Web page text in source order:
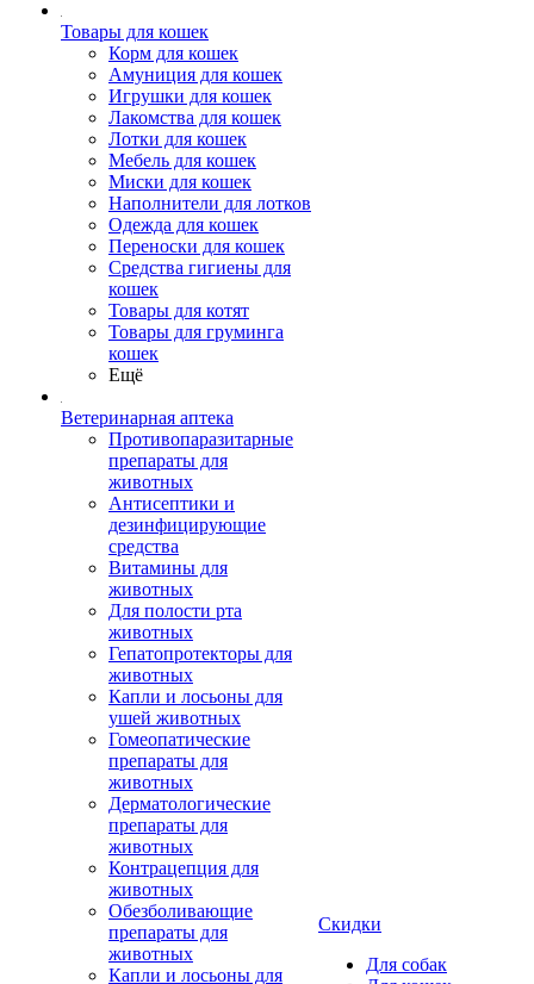
Товары для кошек
Корм для кошек
Амуниция для кошек
Игрушки для кошек
Лакомства для кошек
Лотки для кошек
Мебель для кошек
Миски для кошек
Наполнители для лотков
Одежда для кошек
Переноски для кошек
Средства гигиены для
кошек
Товары для котят
Товары для груминга
кошек
Ещё
Ветеринарная аптека
Противопаразитарные
препараты для
животных
Антисептики и
дезинфицирующие
средства
Витамины для
животных
Для полости рта
животных
Гепатопротекторы для
животных
Капли и лосьоны для
ушей животных
Гомеопатические
препараты для
животных
Дерматологические
препараты для
животных
Контрацепция для
животных
Обезболивающие
препараты для
животных
Капли и лосьоны для
Скидки
Для собак